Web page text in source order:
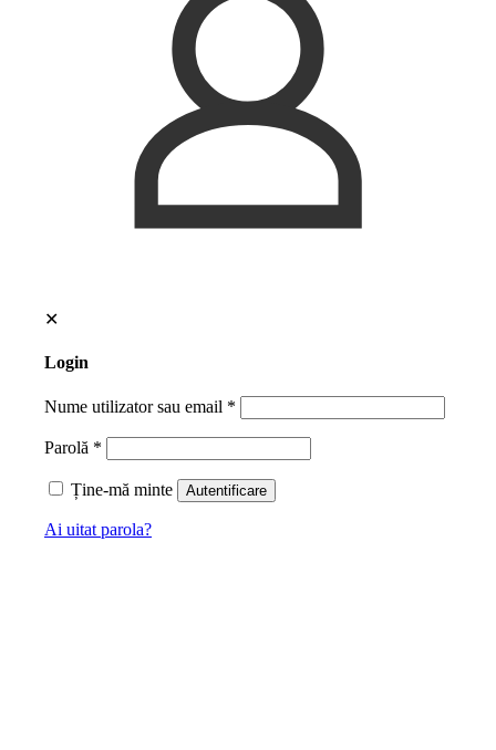
✕
Login
Nume utilizator sau email *
Parolă *
Ține-mă minte Autentificare
Ai uitat parola?